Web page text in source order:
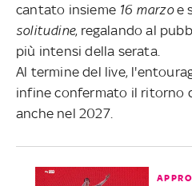
cantato insieme 16 marzoe
solitudine, regalando al
più intensi della serata.
Al termine del live,
infine confermato il ritorno
anche nel 2027.